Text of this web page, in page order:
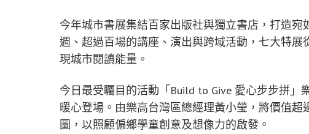
今年城市書展集結百家出版社與獨立書店，打造
週、超過百場的講座、演出與跨域活動，七大特
現城市閱讀能量。
今日最受矚目的活動「Build to Give 愛心步步拼
暖心登場。由樂高台灣區總經理黃小瑩，將價值
圖，以照顧偏鄉學童創意及想像力的啟發。